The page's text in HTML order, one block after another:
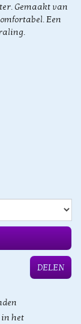
Gemaakt van
Een
DELEN
in het